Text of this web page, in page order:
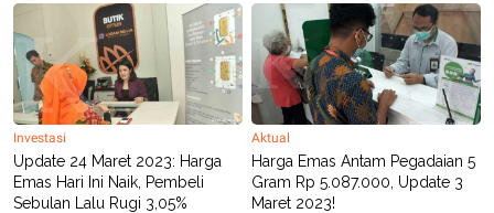
N
T
A
N
T
V
S
U
S
JARINGAN
Investasi
Update 24 Maret 2023: Harga
Emas Hari Ini Naik, Pembeli
Sebulan Lalu Rugi 3,05%
Aktual
Harga Emas Antam Pegadaian 5
Gram Rp 5.087.000, Update 3
Maret 2023!